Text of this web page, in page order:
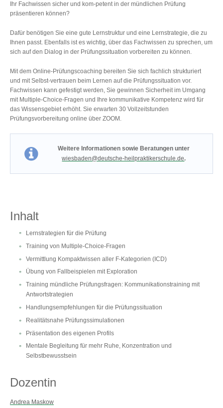
Ihr Fachwissen sicher und kom-petent in der mündlichen Prüfung
präsentieren können?
Dafür benötigen Sie eine gute Lernstruktur und eine Lernstrategie, die zu
Ihnen passt. Ebenfalls ist es wichtig, über das Fachwissen zu sprechen, um
sich auf den Dialog in der Prüfungssituation vorbereiten zu können.
Mit dem Online-Prüfungscoaching bereiten Sie sich fachlich strukturiert
und mit Selbst-vertrauen beim Lernen auf die Prüfungssituation vor.
Fachwissen kann gefestigt werden, Sie gewinnen Sicherheit im Umgang
mit Multiple-Choice-Fragen und Ihre kommunikative Kompetenz wird für
das Wissensgebiet erhöht. Sie erwarten 30 Vollzeitstunden
Prüfungsvorbereitung online über ZOOM.
Weitere Informationen sowie Beratungen unter
wiesbaden@deutsche-heilpraktikerschule.de.
Inhalt
Lernstrategien für die Prüfung
Training von Multiple-Choice-Fragen
Vermittlung Kompaktwissen aller F-Kategorien (ICD)
Übung von Fallbeispielen mit Exploration
Training mündliche Prüfungsfragen: Kommunikationstraining mit
Antwortstrategien
Handlungsempfehlungen für die Prüfungssituation
Realitätsnahe Prüfungssimulationen
Präsentation des eigenen Profils
Mentale Begleitung für mehr Ruhe, Konzentration und
Selbstbewusstsein
Dozentin
Andrea Maskow